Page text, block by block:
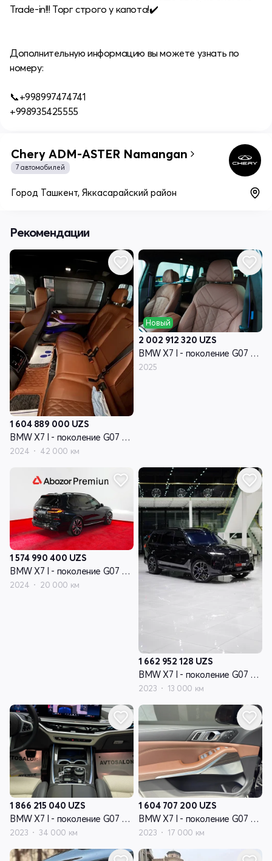
Trade-in!!! Торг строго у капота!✔️
Дополнительную информацию вы можете узнать по
номеру:
📞+998997474741
+998935425555
Chery ADM-ASTER Namangan
7 автомобилей
Город Ташкент, Яккасарайский район
Рекомендации
1 604 889 000 UZS
BMW X7 I - поколение G07 рестайлинг
2024 42 000 км
Новый
2 002 912 320 UZS
BMW X7 I - поколение G07 рестайлинг
2025
1 574 990 400 UZS
BMW X7 I - поколение G07 рестайлинг
2024 20 000 км
1 662 952 128 UZS
BMW X7 I - поколение G07 рестайлинг
2023 13 000 км
1 866 215 040 UZS
BMW X7 I - поколение G07 рестайлинг
2023 34 000 км
1 604 707 200 UZS
BMW X7 I - поколение G07 рестайлинг
2023 17 000 км